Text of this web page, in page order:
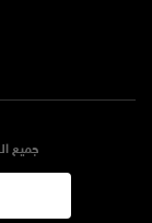
جميع